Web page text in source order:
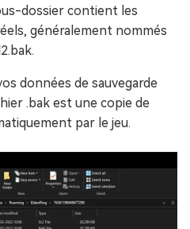
dossier contient les
généralement nommés
données de sauvegarde
.bak est une copie de
par le jeu.